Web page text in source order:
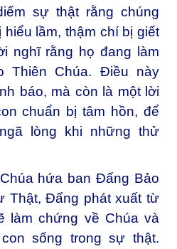
sự thật rằng chúng
lầm, thậm chí bị giết
nghĩ rằng họ đang làm
Thiên Chúa. Điều này
báo, mà còn là một lời
chuẩn bị tâm hồn, để
lòng khi những thử
hứa ban Đấng Bảo
Thật, Đấng phát xuất từ
làm chứng về Chúa và
sống trong sự thật.